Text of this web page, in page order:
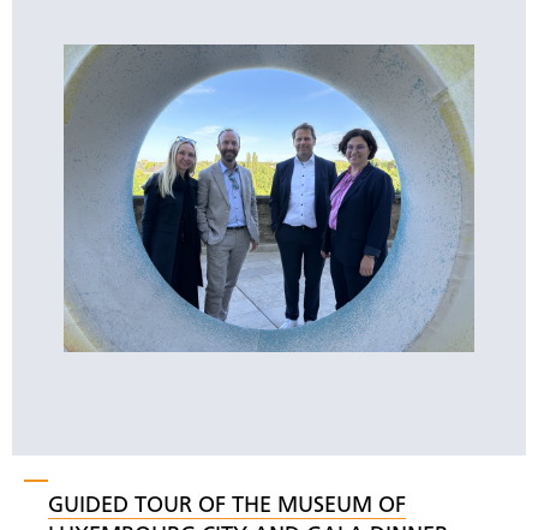
GUIDED TOUR OF THE MUSEUM OF